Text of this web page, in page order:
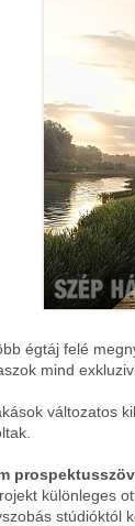
égtáj felé
mind
változatos
különleges
stúdióktól